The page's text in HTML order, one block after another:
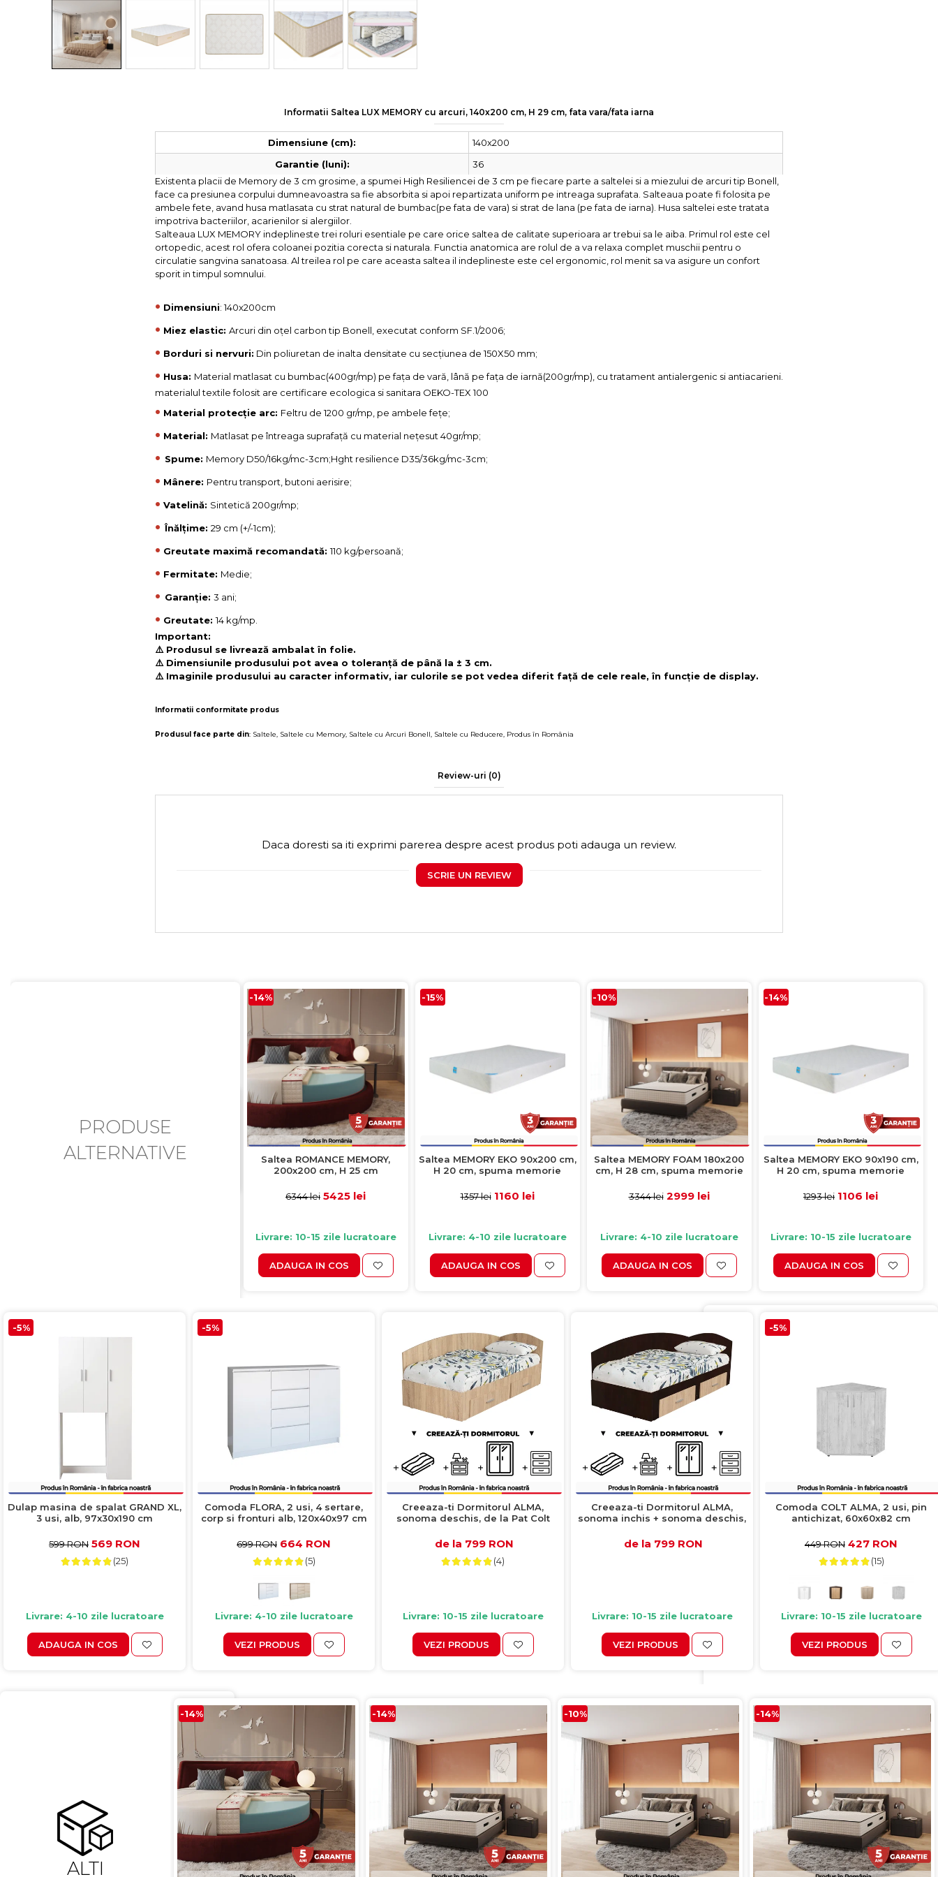
Colectia COMO
Colectia BELLA
Informatii Saltea LUX MEMORY cu arcuri, 140x200 cm, H 29 cm, fata vara/fata iarna
Dimensiune (cm):
140x200
Garantie (luni):
36
Existenta placii de Memory de 3 cm grosime, a spumei High Resiliencei de 3 cm pe fiecare parte a saltelei si a miezului de arcuri tip Bonell,
face ca presiunea corpului dumneavoastra sa fie absorbita si apoi repartizata uniform pe intreaga suprafata. Salteaua poate fi folosita pe
ambele fete, avand husa matlasata cu strat natural de bumbac(pe fata de vara) si strat de lana (pe fata de iarna). Husa saltelei este tratata
impotriva bacteriilor, acarienilor si alergiilor.
Salteaua LUX MEMORY indeplineste trei roluri esentiale pe care orice saltea de calitate superioara ar trebui sa le aiba. Primul rol este cel
ortopedic, acest rol ofera coloanei pozitia corecta si naturala. Functia anatomica are rolul de a va relaxa complet muschii pentru o
circulatie sangvina sanatoasa. Al treilea rol pe care aceasta saltea il indeplineste este cel ergonomic, rol menit sa va asigure un confort
sporit in timpul somnului.
• Dimensiuni: 140x200cm
• Miez elastic: Arcuri din oțel carbon tip Bonell, executat conform SF.1/2006;
• Borduri si nervuri: Din poliuretan de inalta densitate cu secțiunea de 150X50 mm;
• Husa: Material matlasat cu bumbac(400gr/mp) pe fața de vară, lână pe fața de iarnă(200gr/mp), cu tratament antialergenic si antiacarieni.
materialul textile folosit are certificare ecologica si sanitara OEKO-TEX 100
• Material protecție arc: Feltru de 1200 gr/mp, pe ambele fețe;
• Material: Matlasat pe întreaga suprafață cu material nețesut 40gr/mp;
• Spume: Memory D50/16kg/mc-3cm;Hght resilience D35/36kg/mc-3cm;
• Mânere: Pentru transport, butoni aerisire;
• Vatelină: Sintetică 200gr/mp;
•Înălțime: 29 cm (+/-1cm);
• Greutate maximă recomandată:110 kg/persoană;
• Fermitate: Medie;
• Garanție: 3 ani;
• Greutate:14 kg/mp.
Important:
⚠️ Produsul se livrează ambalat în folie.
⚠️ Dimensiunile produsului pot avea o toleranță de până la ± 3 cm.
⚠️ Imaginile produsului au caracter informativ, iar culorile se pot vedea diferit față de cele reale, în funcție de display.
Informatii conformitate produs
Produsul face parte din: Saltele, Saltele cu Memory, Saltele cu Arcuri Bonell, Saltele cu Reducere, Produs în România
Review-uri (0)
Daca doresti sa iti exprimi parerea despre acest produs poti adauga un review.
SCRIE UN REVIEW
PRODUSE
ALTERNATIVE
-14%
Saltea ROMANCE MEMORY,
200x200 cm, H 25 cm
6344 lei 5425 lei
Livrare: 10-15 zile lucratoare
ADAUGA IN COS
-15%
Saltea MEMORY EKO 90x200 cm,
H 20 cm, spuma memorie
1357 lei 1160 lei
Livrare: 4-10 zile lucratoare
ADAUGA IN COS
-10%
Saltea MEMORY FOAM 180x200
cm, H 28 cm, spuma memorie
3344 lei 2999 lei
Livrare: 4-10 zile lucratoare
ADAUGA IN COS
-14%
Saltea MEMORY EKO 90x190 cm,
H 20 cm, spuma memorie
1293 lei 1106 lei
Livrare: 10-15 zile lucratoare
ADAUGA IN COS
-5%
Dulap masina de spalat GRAND XL,
3 usi, alb, 97x30x190 cm
599 RON 569 RON
(25)
Livrare: 4-10 zile lucratoare
ADAUGA IN COS
-5%
Comoda FLORA, 2 usi, 4 sertare,
corp si fronturi alb, 120x40x97 cm
699 RON 664 RON
(5)
Livrare: 4-10 zile lucratoare
VEZI PRODUS
Creeaza-ti Dormitorul ALMA,
sonoma deschis, de la Pat Colt
laterale pe role, adauga Saltea,
de la 799 RON
(4)
Livrare: 10-15 zile lucratoare
VEZI PRODUS
Creeaza-ti Dormitorul ALMA,
sonoma inchis + sonoma deschis,
2 sertare laterale pe role, adauga
de la 799 RON
Livrare: 10-15 zile lucratoare
VEZI PRODUS
-5%
Comoda COLT ALMA, 2 usi, pin
antichizat, 60x60x82 cm
449 RON 427 RON
(15)
Livrare: 10-15 zile lucratoare
VEZI PRODUS
ALTI
-14% -14% -10% -14%